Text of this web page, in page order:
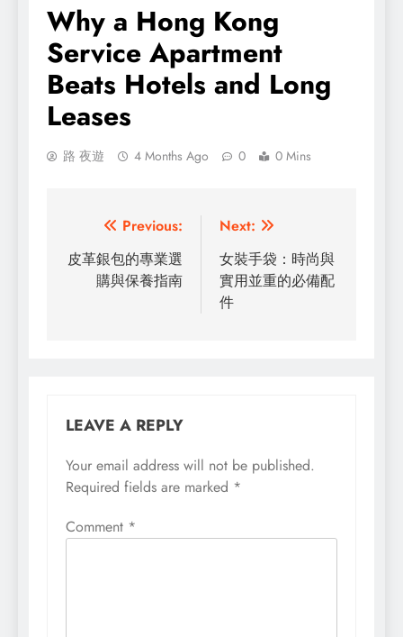
Why a Hong Kong
Service Apartment
Beats Hotels and Long
Leases
路 夜遊 4 Months Ago 0 0 Mins
Post
navigation
Previous:
皮革銀包的專業選
購與保養指南
Next:
女裝手袋：時尚與
實用並重的必備配
件
LEAVE A REPLY
Your email address will not be published.
Required fields are marked *
Comment *